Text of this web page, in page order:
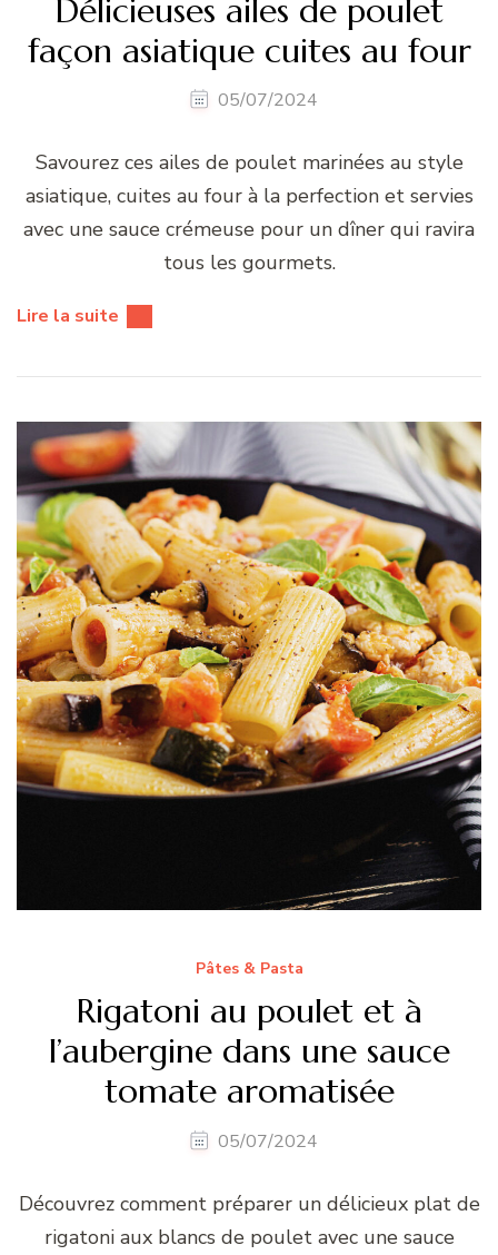
Délicieuses ailes de poulet
façon asiatique cuites au four
05/07/2024
Savourez ces ailes de poulet marinées au style
asiatique, cuites au four à la perfection et servies
avec une sauce crémeuse pour un dîner qui ravira
tous les gourmets.
Lire la suite
Pâtes & Pasta
Rigatoni au poulet et à
l’aubergine dans une sauce
tomate aromatisée
05/07/2024
Découvrez comment préparer un délicieux plat de
rigatoni aux blancs de poulet avec une sauce